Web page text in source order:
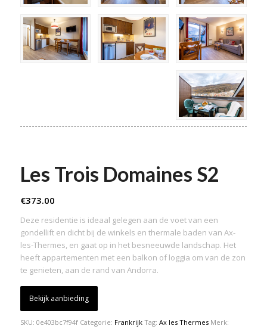
Les Trois Domaines S2
€373.00
Deze residentie is ideaal gelegen aan de voet van een
gondellift en dicht bij de winkels en thermale baden van Ax-
les-Thermes, en gaat op in het besneeuwde landschap. Het
heeft appartementen met een balkon of loggia om van de zon
te genieten, aan de rand van Andorra.
Bekijk aanbieding
SKU: 0e403bc7f94f Categorie: Frankrijk Tag: Ax les Thermes Merk: